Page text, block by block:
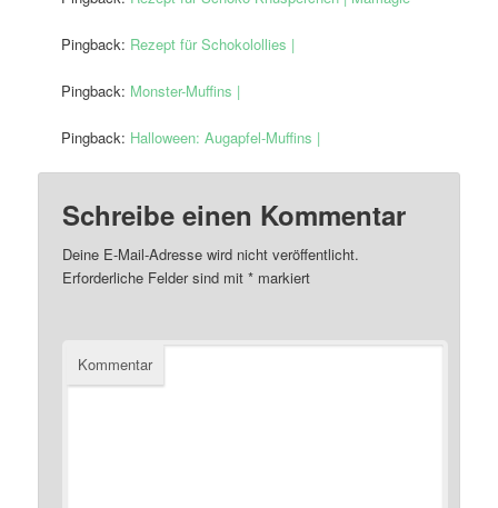
Pingback: Rezept für Schokolollies |
Pingback: Monster-Muffins |
Pingback: Halloween: Augapfel-Muffins |
Schreibe einen Kommentar
Deine E-Mail-Adresse wird nicht veröffentlicht.
Erforderliche Felder sind mit* markiert
Kommentar